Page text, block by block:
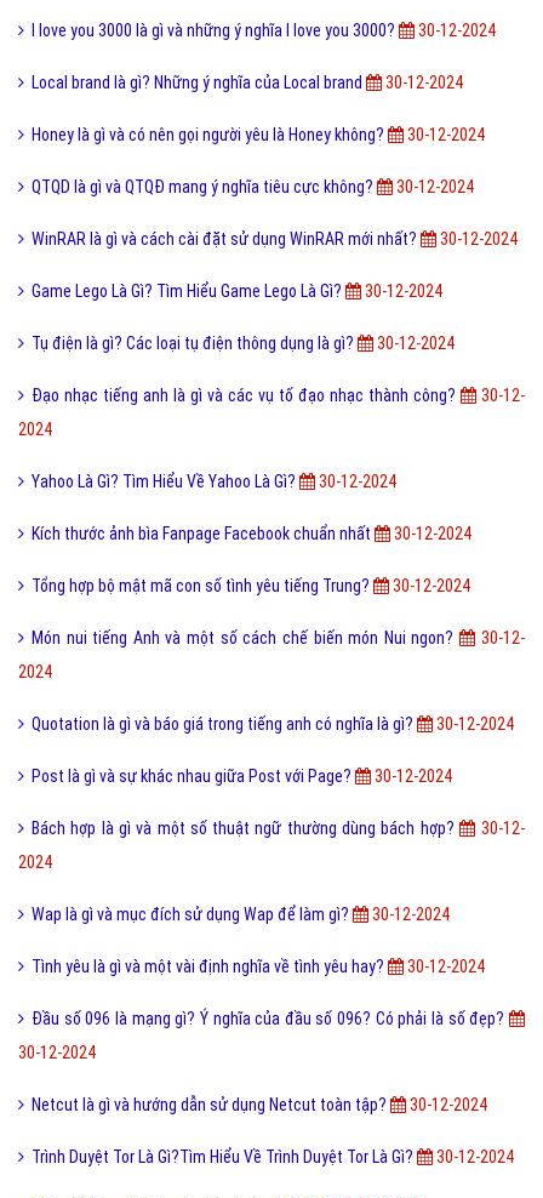
I love you 3000 là gì và những ý nghĩa I love you 3000? 30-12-2024
Local brand là gì? Những ý nghĩa của Local brand 30-12-2024
Honey là gì và có nên gọi người yêu là Honey không? 30-12-2024
QTQD là gì và QTQĐ mang ý nghĩa tiêu cực không? 30-12-2024
WinRAR là gì và cách cài đặt sử dụng WinRAR mới nhất? 30-12-2024
Game Lego Là Gì? Tìm Hiểu Game Lego Là Gì? 30-12-2024
Tụ điện là gì? Các loại tụ điện thông dụng là gì? 30-12-2024
Đạo nhạc tiếng anh là gì và các vụ tố đạo nhạc thành công?
30-12-
2024
Yahoo Là Gì? Tìm Hiểu Về Yahoo Là Gì? 30-12-2024
Kích thước ảnh bìa Fanpage Facebook chuẩn nhất 30-12-2024
Tổng hợp bộ mật mã con số tình yêu tiếng Trung? 30-12-2024
Món nui tiếng Anh và một số cách chế biến món Nui ngon?
30-12-
2024
Quotation là gì và báo giá trong tiếng anh có nghĩa là gì? 30-12-2024
Post là gì và sự khác nhau giữa Post với Page? 30-12-2024
Bách hợp là gì và một số thuật ngữ thường dùng bách hợp?
30-12-
2024
Wap là gì và mục đích sử dụng Wap để làm gì? 30-12-2024
Tình yêu là gì và một vài định nghĩa về tình yêu hay? 30-12-2024
Đầu số 096 là mạng gì? Ý nghĩa của đầu số 096? Có phải là số đẹp?
30-12-2024
Netcut là gì và hướng dẫn sử dụng Netcut toàn tập? 30-12-2024
Trình Duyệt Tor Là Gì?Tìm Hiểu Về Trình Duyệt Tor Là Gì? 30-12-2024